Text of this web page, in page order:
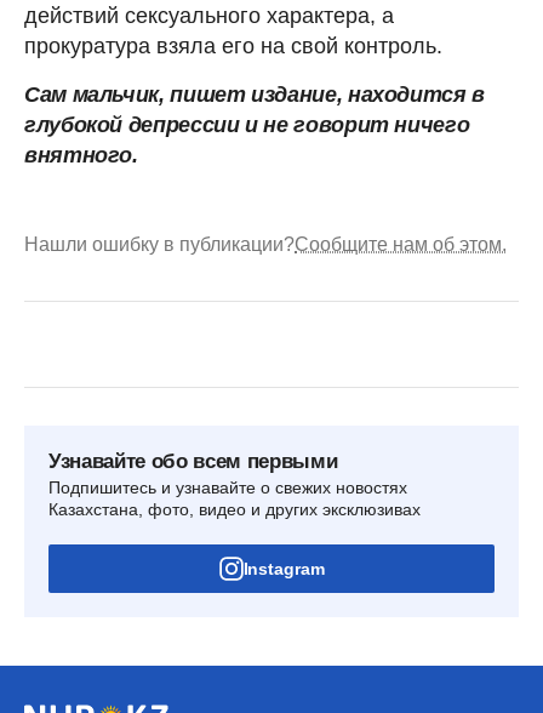
действий сексуального характера, а
прокуратура взяла его на свой контроль.
Сам мальчик, пишет издание, находится в
глубокой депрессии и не говорит ничего
внятного.
Нашли ошибку в публикации?Сообщите нам об этом.
Узнавайте обо всем первыми
Подпишитесь и узнавайте о свежих новостях
Казахстана, фото, видео и других эксклюзивах
Instagram